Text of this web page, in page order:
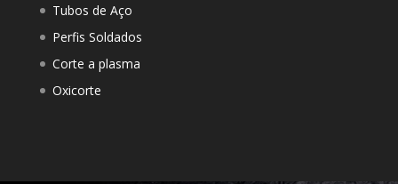
Tubos de Aço
Perfis Soldados
Corte a plasma
Oxicorte